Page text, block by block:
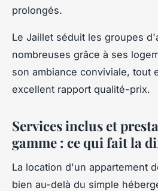
prolongés.
Le Jaillet séduit les groupes
nombreuses grâce à ses
son ambiance conviviale, tout
excellent rapport qualité-prix.
Services inclus et
gamme : ce qui fait la
La location d'un appartement
bien au-delà du simple